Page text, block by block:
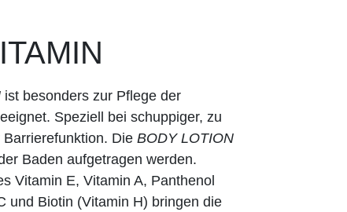
ist besonders zur Pflege der
Speziell bei schuppiger, zu
Die BODY LOTION
Baden aufgetragen werden.
Vitamin E, Vitamin A, Panthenol
und Biotin (Vitamin H) bringen die